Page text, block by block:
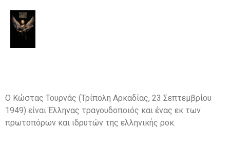
Ο Κώστας Τουρνάς (Τρίπολη Αρκαδίας, 23 Σεπτεμβρίου
1949) είναι Έλληνας τραγουδοποιός και ένας εκ των
πρωτοπόρων και ιδρυτών της ελληνικής ροκ.